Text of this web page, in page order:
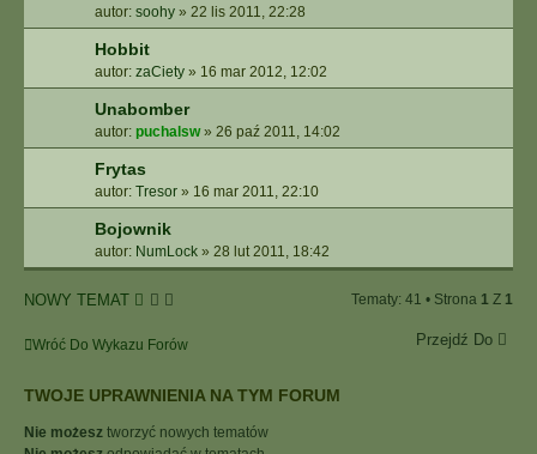
autor: soohy » 22 lis 2011, 22:28
Hobbit
autor: zaCiety » 16 mar 2012, 12:02
Unabomber
autor: puchalsw» 26 paź 2011, 14:02
Frytas
autor: Tresor » 16 mar 2011, 22:10
Bojownik
autor: NumLock » 28 lut 2011, 18:42
NOWY TEMAT Tematy: 41 • Strona 1 Z 1
Wróć Do Wykazu Forów Przejdź Do
TWOJE UPRAWNIENIA NA TYM FORUM
Nie możesz tworzyć nowych tematów